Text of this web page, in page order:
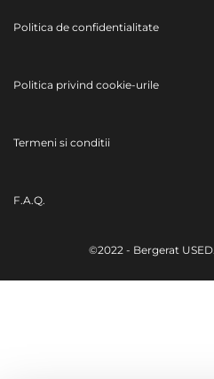
Politica de confidentialitate
Politica privind cookie-urile
Termeni si conditii
F.A.Q.
©2022 - Bergerat